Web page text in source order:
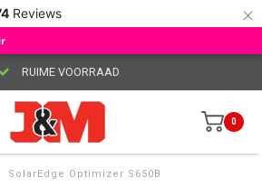
Reviews ×
RUIME VOORRAAD
0
SolarEdge Optimizer S650B